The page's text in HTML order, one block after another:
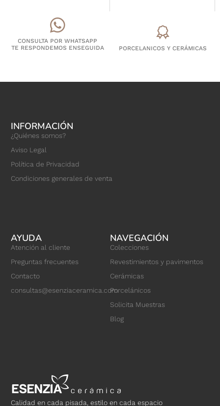
CONSULTA POR WHATSAPP
TE RESPONDEMOS ENSEGUIDA
PORCELANICOS Y CERÁMICAS
Calidad en cada pisada, estilo en cada espacio
NAVEGACIÓN
Colecciones
Revestimientos y pavimentos
Cerámicas
Porcelánicos
Solicita Muestras
Blog
INFORMACIÓN
¿Quiénes somos?
Aviso Legal
Política de Privacidad
Condiciones generales de venta
AYUDA
Atención al cliente
Preguntas frecuentes
Contacto
consultas@esenziaceramica.com